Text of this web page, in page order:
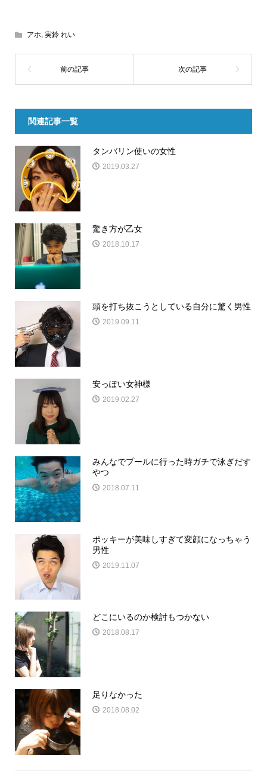
アホ, 実鈴 れい
関連記事一覧
タンバリン使いの女性
2019.03.27
驚き方が乙女
2018.10.17
頭を打ち抜こうとしている自分に驚く男性
2019.09.11
安っぽい女神様
2019.02.27
みんなでプールに行った時ガチで泳ぎだす
やつ
2018.07.11
ポッキーが美味しすぎて変顔になっちゃう
男性
2019.11.07
どこにいるのか検討もつかない
2018.08.17
足りなかった
2018.08.02